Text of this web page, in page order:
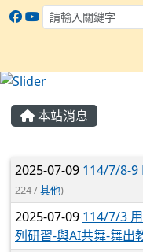
本站消息
文章列表
2025-07-09 114/7/8-9
224 /其他)
2025-07-09 114/7/3
列研習-與AI共舞-舞出